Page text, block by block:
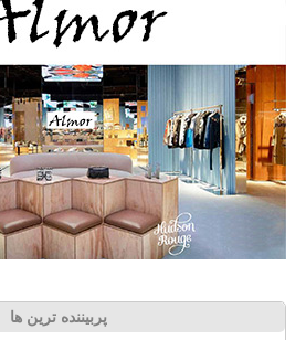
پربیننده ترین ها